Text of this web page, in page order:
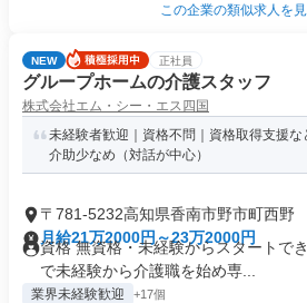
この企業の類似求人を
NEW 正社員
グループホームの介護スタッフ
株式会社エム・シー・エス四国
未経験者歓迎｜資格不問｜資格取得支援
介助少なめ（対話が中心）
〒781-5232高知県香南市野市町西野
月給21万2000円～23万2000円
資格 無資格・未経験からスタートで
で未経験から介護職を始め専...
業界未経験歓迎 +17個